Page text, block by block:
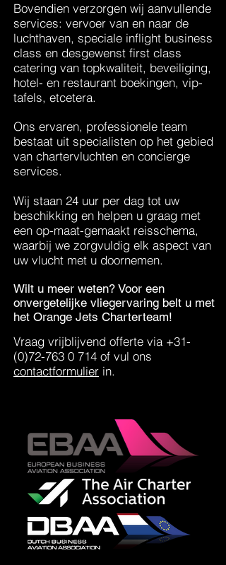
Bovendien verzorgen wij aanvullende
services: vervoer van en naar de
luchthaven, speciale inflight business
class en desgewenst first class
catering van topkwaliteit, beveiliging,
hotel- en restaurant boekingen, vip-
tafels, etcetera.
Ons ervaren, professionele team
bestaat uit specialisten op het gebied
van chartervluchten en concierge
services.
Wij staan 24 uur per dag tot uw
beschikking en helpen u graag met
een op-maat-gemaakt reisschema,
waarbij we zorgvuldig elk aspect van
uw vlucht met u doornemen.
Wilt u meer weten? Voor een
onvergetelijke vliegervaring belt u met
het Orange Jets Charterteam!
Vraag vrijblijvend offerte via +31-
(0)72-763 0 714 of vul ons
contactformulier in.